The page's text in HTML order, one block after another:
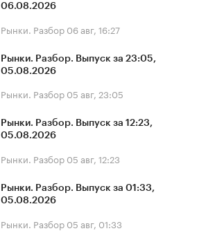
06.08.2026
Рынки. Разбор 06 авг, 16:27
Рынки. Разбор. Выпуск за 23:05,
05.08.2026
Рынки. Разбор 05 авг, 23:05
Рынки. Разбор. Выпуск за 12:23,
05.08.2026
Рынки. Разбор 05 авг, 12:23
Рынки. Разбор. Выпуск за 01:33,
05.08.2026
Рынки. Разбор 05 авг, 01:33